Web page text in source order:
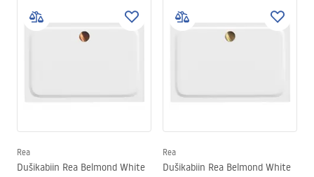
Rea
Dušikabiin Rea Belmond White
Rea
Dušikabiin Rea Belmond White